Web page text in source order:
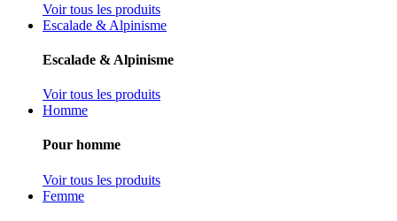
Voir tous les produits
Escalade & Alpinisme
Escalade & Alpinisme
Voir tous les produits
Homme
Pour homme
Voir tous les produits
Femme